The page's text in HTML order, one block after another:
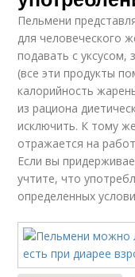
Пельмени
для человеческого
подавать с уксусом,
(все эти продукты
калорийность
из рациона
исключить. К тому
отражается на
Если вы
учтите, что
определенных